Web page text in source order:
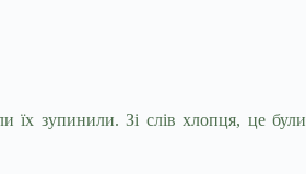
їх зупинили. Зі слів хлопця, це були